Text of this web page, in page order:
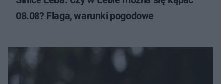
08.08? Flaga, warunki pogodowe